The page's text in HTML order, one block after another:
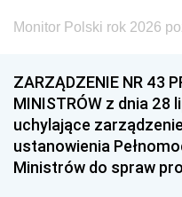
Monitor Polski rok 2026
ZARZĄDZENIE NR 43
MINISTRÓW z dnia 28
uchylające
ustanowienia
Ministrów do spraw